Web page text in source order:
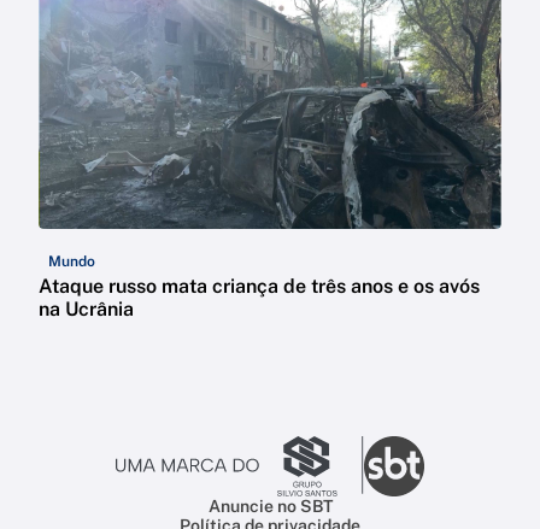
Mundo
Ataque russo mata criança de três anos e os avós
na Ucrânia
Anuncie no SBT